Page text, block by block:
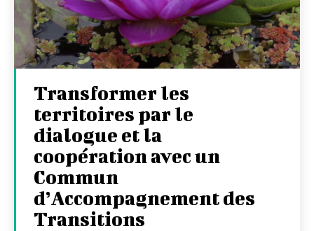
Transformer les
territoires par le
dialogue et la
coopération avec un
Commun
d’Accompagnement des
Transitions